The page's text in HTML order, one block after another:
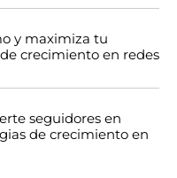
y maximiza tu
crecimiento en redes
seguidores en
de crecimiento en